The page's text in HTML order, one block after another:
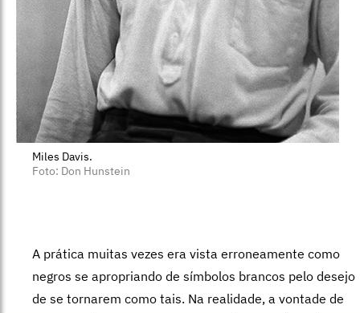
Miles Davis.
Foto: Don Hunstein
A prática muitas vezes era vista erroneamente como
negros se apropriando de símbolos brancos pelo desejo
de se tornarem como tais. Na realidade, a vontade de